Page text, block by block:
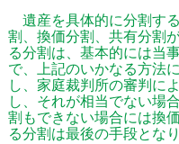
遺産を具体的に分割す
割、換価分割、共有分割
る分割は、基本的には当
で、上記のいかなる方法
し、家庭裁判所の審判に
し、それが相当でない場
割もできない場合には換
る分割は最後の手段とな